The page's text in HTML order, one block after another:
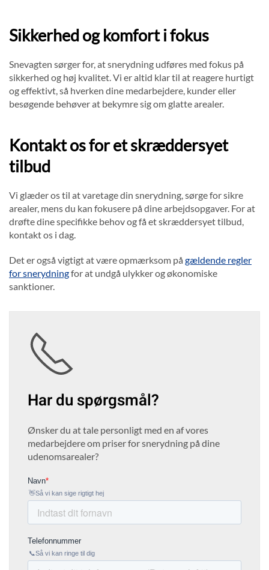
Sikkerhed og komfort i fokus
Snevagten sørger for, at snerydning udføres med fokus på
sikkerhed og høj kvalitet. Vi er altid klar til at reagere hurtigt
og effektivt, så hverken dine medarbejdere, kunder eller
besøgende behøver at bekymre sig om glatte arealer.
Kontakt os for et skræddersyet
tilbud
Vi glæder os til at varetage din snerydning, sørge for sikre
arealer, mens du kan fokusere på dine arbejdsopgaver. For at
drøfte dine specifikke behov og få et skræddersyet tilbud,
kontakt os i dag.
Det er også vigtigt at være opmærksom på gældende regler
for snerydningfor at undgå ulykker og økonomiske
sanktioner.
Har du spørgsmål?
Ønsker du at tale personligt med en af vores
medarbejdere om priser for snerydning på dine
udenomsarealer?